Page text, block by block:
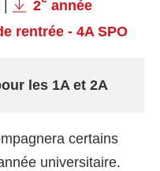
| 2 année
rentrée - 4A SPO
les 1A et 2A
certains
universitaire.